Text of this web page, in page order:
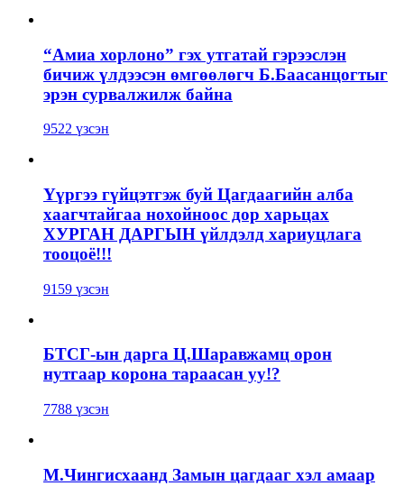
“Амиа хорлоно” гэх утгатай гэрээслэн
бичиж үлдээсэн өмгөөлөгч Б.Баасанцогтыг
эрэн сурвалжилж байна
9522 үзсэн
Үүргээ гүйцэтгэж буй Цагдаагийн алба
хаагчтайгаа нохойноос дор харьцах
ХУРГАН ДАРГЫН үйлдэлд хариуцлага
тооцоё!!!
9159 үзсэн
БТСГ-ын дарга Ц.Шаравжамц орон
нутгаар корона тараасан уу!?
7788 үзсэн
М.Чингисхаанд Замын цагдааг хэл амаар